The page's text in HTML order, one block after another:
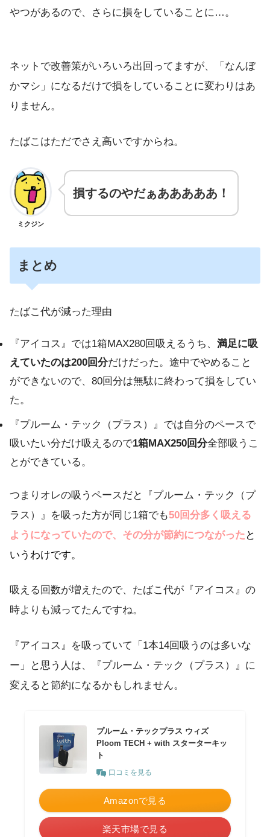
やつがあるので、さらに損をしていることに…。
ネットで改善策がいろいろ出回ってますが、「なんぼ
かマシ」になるだけで損をしていることに変わりはあ
りません。
たばこはただでさえ高いですからね。
ミクジン
損するのやだぁあああああ！
まとめ
たばこ代が減った理由
『アイコス』では1箱MAX280回吸えるうち、 満足に吸
えていたのは200回分だけだった。途中でやめること
ができないので、80回分は無駄に終わって損をしてい
た。
『プルーム・テック（プラス）』では自分のペースで
吸いたい分だけ吸えるので1箱MAX250回分全部吸うこ
とができている。
つまりオレの吸うペースだと『プルーム・テック（プ
ラス）』を吸った方が同じ1箱でも50回分多く吸える
ようになっていたので、その分が節約につながった と
いうわけです。
吸える回数が増えたので、たばこ代が『アイコス』の
時よりも減ってたんですね。
『アイコス』を吸っていて「1本14回吸うのは多いな
ー」と思う人は、『プルーム・テック（プラス）』に
変えると節約になるかもしれません。
プルーム・テックプラス ウィズ
Ploom TECH + with スターターキッ
ト
口コミを見る
Amazonで見る
楽天市場で見る